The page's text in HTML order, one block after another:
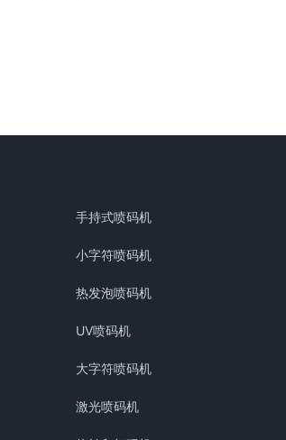
手持式喷码机
小字符喷码机
热发泡喷码机
UV喷码机
大字符喷码机
激光喷码机